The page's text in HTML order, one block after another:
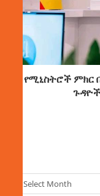
የሚኒስትሮች ምክር
Select Month